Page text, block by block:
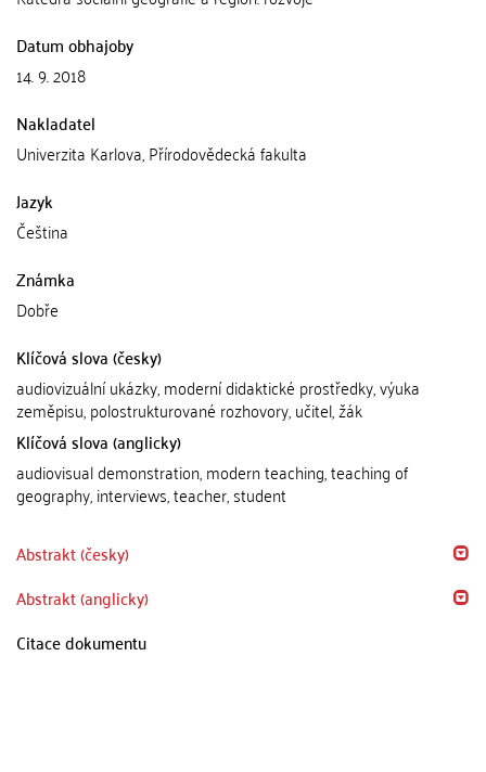
Datum obhajoby
14. 9. 2018
Nakladatel
Univerzita Karlova, Přírodovědecká fakulta
Jazyk
Čeština
Známka
Dobře
Klíčová slova (česky)
audiovizuální ukázky, moderní didaktické prostředky, výuka
zeměpisu, polostrukturované rozhovory, učitel, žák
Klíčová slova (anglicky)
audiovisual demonstration, modern teaching, teaching of
geography, interviews, teacher, student
Abstrakt (česky)
Abstrakt (anglicky)
Citace dokumentu